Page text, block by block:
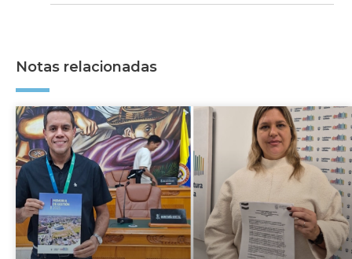
Notas relacionadas